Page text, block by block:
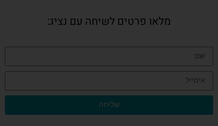
מלאו פרטים לשיחה עם נציג:
שליחה